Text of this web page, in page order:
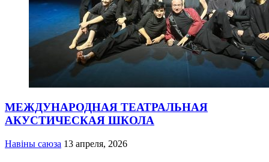
МЕЖДУНАРОДНАЯ ТЕАТРАЛЬНАЯ
АКУСТИЧЕСКАЯ ШКОЛА
Навіны саюза 13 апреля, 2026